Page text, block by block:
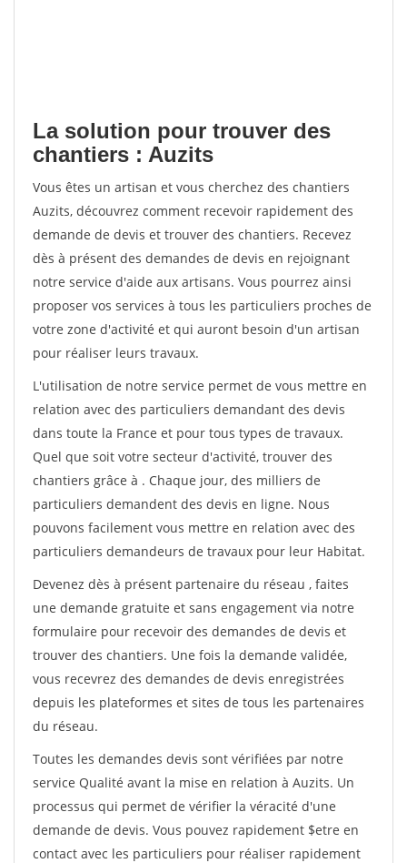
La solution pour trouver des
chantiers : Auzits
Vous êtes un artisan et vous cherchez des chantiers
Auzits, découvrez comment recevoir rapidement des
demande de devis et trouver des chantiers. Recevez
dès à présent des demandes de devis en rejoignant
notre service d'aide aux artisans. Vous pourrez ainsi
proposer vos services à tous les particuliers proches de
votre zone d'activité et qui auront besoin d'un artisan
pour réaliser leurs travaux.
L'utilisation de notre service permet de vous mettre en
relation avec des particuliers demandant des devis
dans toute la France et pour tous types de travaux.
Quel que soit votre secteur d'activité, trouver des
chantiers grâce à . Chaque jour, des milliers de
particuliers demandent des devis en ligne. Nous
pouvons facilement vous mettre en relation avec des
particuliers demandeurs de travaux pour leur Habitat.
Devenez dès à présent partenaire du réseau , faites
une demande gratuite et sans engagement via notre
formulaire pour recevoir des demandes de devis et
trouver des chantiers. Une fois la demande validée,
vous recevrez des demandes de devis enregistrées
depuis les plateformes et sites de tous les partenaires
du réseau.
Toutes les demandes devis sont vérifiées par notre
service Qualité avant la mise en relation à Auzits. Un
processus qui permet de vérifier la véracité d'une
demande de devis. Vous pouvez rapidement $etre en
contact avec les particuliers pour réaliser rapidement